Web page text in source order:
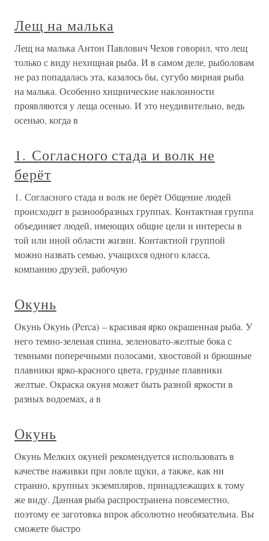
Лещ на малька
Лещ на малька Антон Павлович Чехов говорил, что лещ
только с виду нехищная рыба. И в самом деле, рыболовам
не раз попадалась эта, казалось бы, сугубо мирная рыба
на малька. Особенно хищнические наклонности
проявляются у леща осенью. И это неудивительно, ведь
осенью, когда в
1. Согласного стада и волк не
берёт
1. Согласного стада и волк не берёт Общение людей
происходит в разнообразных группах. Контактная группа
объединяет людей, имеющих общие цели и интересы в
той или иной области жизни. Контактной группой
можно назвать семью, учащихся одного класса,
компанию друзей, рабочую
Окунь
Окунь Окунь (Perca) – красивая ярко окрашенная рыба. У
него темно-зеленая спина, зеленовато-желтые бока с
темными поперечными полосами, хвостовой и брюшные
плавники ярко-красного цвета, грудные плавники
желтые. Окраска окуня может быть разной яркости в
разных водоемах, а в
Окунь
Окунь Мелких окуней рекомендуется использовать в
качестве наживки при ловле щуки, а также, как ни
странно, крупных экземпляров, принадлежащих к тому
же виду. Данная рыба распространена повсеместно,
поэтому ее заготовка впрок абсолютно необязательна. Вы
сможете быстро